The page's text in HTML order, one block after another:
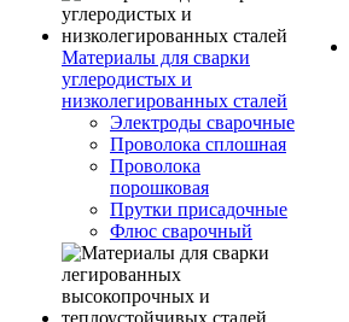
Материалы для сварки
углеродистых и
низколегированных сталей
Электроды сварочные
Проволока сплошная
Проволока
порошковая
Прутки присадочные
Флюс сварочный